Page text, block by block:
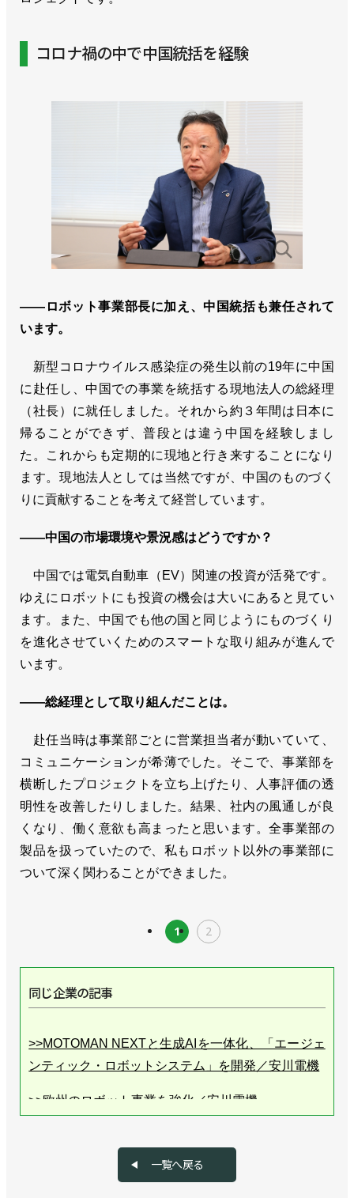
コロナ禍の中で中国統括を経験
――ロボット事業部長に加え、中国統括も兼任されて
います。
新型コロナウイルス感染症の発生以前の19年に中国
に赴任し、中国での事業を統括する現地法人の総経理
（社長）に就任しました。それから約３年間は日本に
帰ることができず、普段とは違う中国を経験しまし
た。これからも定期的に現地と行き来することになり
ます。現地法人としては当然ですが、中国のものづく
りに貢献することを考えて経営しています。
――中国の市場環境や景況感はどうですか？
中国では電気自動車（EV）関連の投資が活発です。
ゆえにロボットにも投資の機会は大いにあると見てい
ます。また、中国でも他の国と同じようにものづくり
を進化させていくためのスマートな取り組みが進んで
います。
――総経理として取り組んだことは。
赴任当時は事業部ごとに営業担当者が動いていて、
コミュニケーションが希薄でした。そこで、事業部を
横断したプロジェクトを立ち上げたり、人事評価の透
明性を改善したりしました。結果、社内の風通しが良
くなり、働く意欲も高まったと思います。全事業部の
製品を扱っていたので、私もロボット以外の事業部に
ついて深く関わることができました。
1 2
同じ企業の記事
>>MOTOMAN NEXTと生成AIを一体化、「エージェ
ンティック・ロボットシステム」を開発／安川電機
>>欧州のロボット事業を強化／安川電機
一覧へ戻る